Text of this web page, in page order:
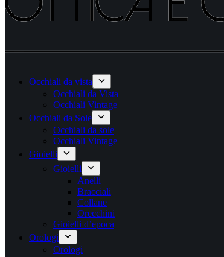
Occhiali da vista
Occhiali da Vista
Occhiali Vintage
Occhiali da Sole
Occhiali da sole
Occhiali Vintage
Gioielli
Gioielli
Anelli
Bracciali
Collane
Orecchini
Gioielli d’epoca
Orologi
Orologi